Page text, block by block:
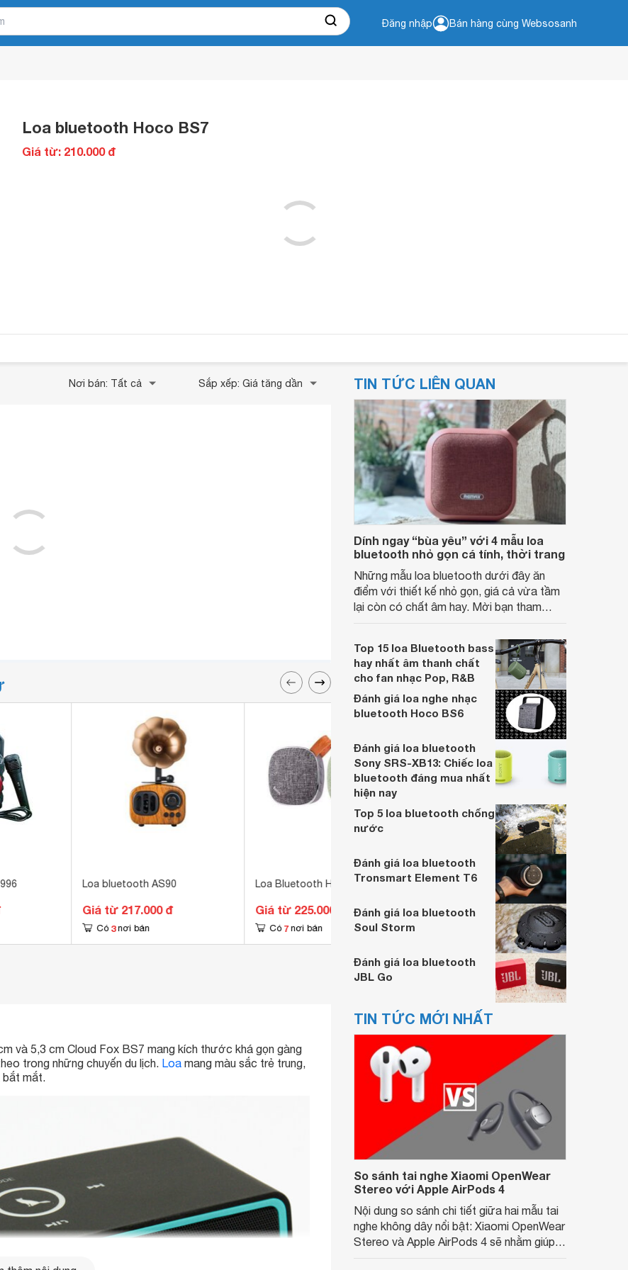
Đăng nhập Bán hàng cùng Websosanh
Loa bluetooth Hoco BS7
Giá từ: 210.000 đ
Nơi bán: Tất cả Sắp xếp: Giá tăng dần
Loa bluetooth AS90
Giá từ 217.000 đ
Có 3 nơi bán
Loa Bluetooth Hoco BS9
Giá từ 225.000 đ
Có 7 nơi bán
Loa Bluetooth Robot RB220
Giá từ 245.000 đ
và 5,3 cm Cloud Fox BS7 mang kích thước khá gọn gàng
trong những chuyến du lịch. Loa mang màu sắc trẻ trung,
bắt mắt.
TIN TỨC LIÊN QUAN
Dính ngay “bùa yêu” với 4 mẫu loa
bluetooth nhỏ gọn cá tính, thời trang
Những mẫu loa bluetooth dưới đây ăn
điểm với thiết kế nhỏ gọn, giá cả vừa tầm
lại còn có chất âm hay. Mời bạn tham
Top 15 loa Bluetooth bass
hay nhất âm thanh chất
cho fan nhạc Pop, R&B
Đánh giá loa nghe nhạc
bluetooth Hoco BS6
Đánh giá loa bluetooth
Sony SRS-XB13: Chiếc loa
bluetooth đáng mua nhất
hiện nay
Top 5 loa bluetooth chống
nước
Đánh giá loa bluetooth
Tronsmart Element T6
Đánh giá loa bluetooth
Soul Storm
Đánh giá loa bluetooth
JBL Go
TIN TỨC MỚI NHẤT
So sánh tai nghe Xiaomi OpenWear
Stereo với Apple AirPods 4
Nội dung so sánh chi tiết giữa hai mẫu tai
nghe không dây nổi bật: Xiaomi OpenWear
Stereo và Apple AirPods 4 sẽ nhằm giúp